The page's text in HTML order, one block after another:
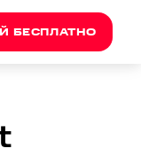
БЕСПЛАТНО